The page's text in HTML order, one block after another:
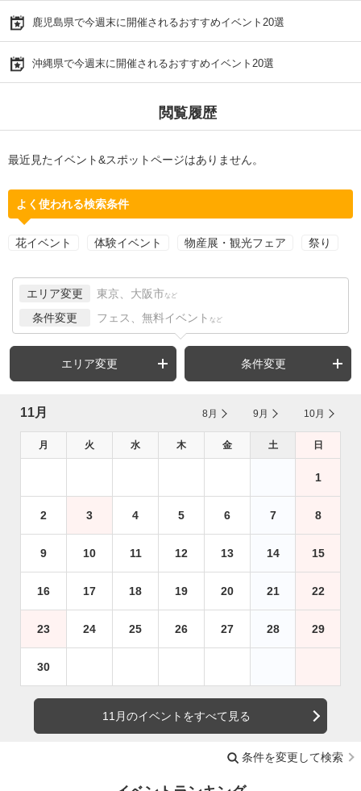
鹿児島県で今週末に開催されるおすすめイベント20選
沖縄県で今週末に開催されるおすすめイベント20選
閲覧履歴
最近見たイベント&スポットページはありません。
よく使われる検索条件
花イベント 体験イベント 物産展・観光フェア 祭り
エリア変更 東京、大阪市 など
条件変更 フェス、無料イベント など
エリア変更 条件変更
11月 8月 9月 10月
月 火 水 木 金 土 日
1
2 3 4 5 6 7 8
9 10 11 12 13 14 15
16 17 18 19 20 21 22
23 24 25 26 27 28 29
30
11月のイベントをすべて見る
条件を変更して検索